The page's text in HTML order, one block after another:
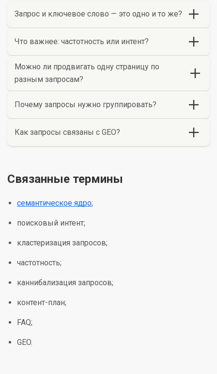
Запрос и ключевое слово — это одно и то же?
Что важнее: частотность или интент?
Можно ли продвигать одну страницу по
разным запросам?
Почему запросы нужно группировать?
Как запросы связаны с GEO?
Связанные термины
семантическое ядро;
поисковый интент;
кластеризация запросов;
частотность;
каннибализация запросов;
контент-план;
FAQ;
GEO.